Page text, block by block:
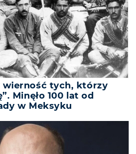
wierność tych, którzy
Minęło 100 lat od
w Meksyku